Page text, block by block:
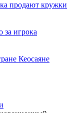
продают кружки
игрока
Кеосаяне